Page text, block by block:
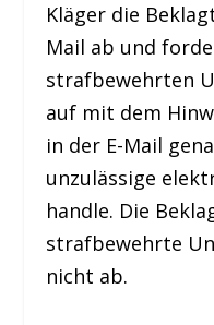
Kläger die
Mail ab und
strafbewehrten
auf mit dem
in der E-Mail
unzulässige
handle. Die
strafbewehrte
nicht ab.